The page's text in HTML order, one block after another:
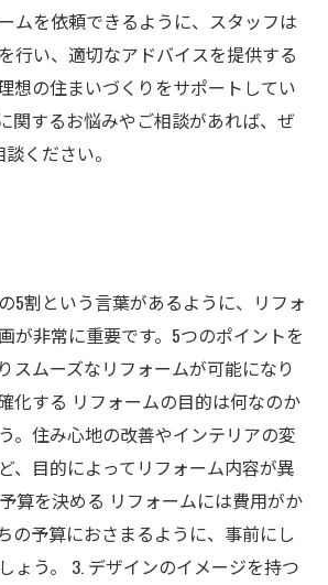
ムを依頼できるように、スタッフは
行い、適切なアドバイスを提供する
想の住まいづくりをサポートしてい
関するお悩みやご相談があれば、ぜ
ください。
5割という言葉があるように、リフォ
が非常に重要です。5つのポイントを
スムーズなリフォームが可能になり
化する リフォームの目的は何なのか
。住み心地の改善やインテリアの変
、目的によってリフォーム内容が異
算を決める リフォームには費用がか
の予算におさまるように、事前にし
ょう。 3. デザインのイメージを持つ